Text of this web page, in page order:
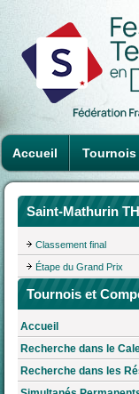
Accueil Tournois
Saint-Mathurin
Classement final
Étape du Grand Prix
Tournois et
Accueil
Recherche dans le
Recherche dans les